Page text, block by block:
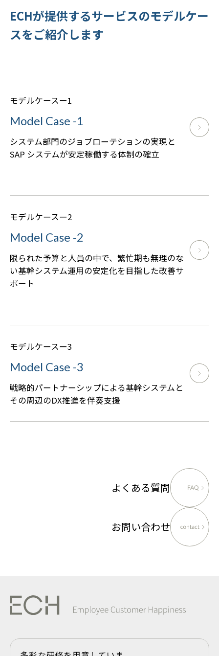
ECHが提供するサービスのモデルケー
スをご紹介します
モデルケースー1
Model Case -1
システム部門のジョブローテションの実現と
SAP システムが安定稼働する体制の確立
モデルケースー2
Model Case -2
限られた予算と人員の中で、繁忙期も無理のな
い基幹システム運用の安定化を目指した改善サ
ポート
モデルケースー3
Model Case -3
戦略的パートナーシップによる基幹システムと
その周辺のDX推進を伴奏支援
よくある質問
お問い合わせ